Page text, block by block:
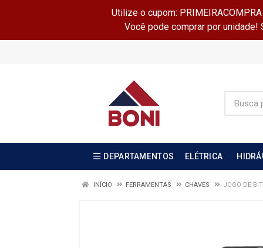
Utilize o cupom:
Você pode comprar por unidade!
DEPARTAMENTOS ELÉTRICA
INÍCIO FERRAMENTAS CHAVES JOGO DE